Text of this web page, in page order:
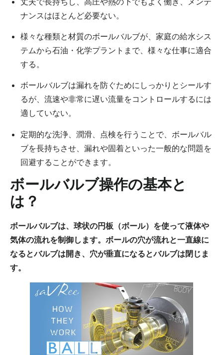
ナンスはほとんど必要ない。
様々な種類と材質のボールバルブが、家庭の給水シス
テムから石油・化学プラントまで、様々な仕事に適合
する。
ボールバルブは漏れを防ぐためにしっかりとシールす
るが、流速や非常に遅い流量をコントロールするには
適していない。
定期的な洗浄、潤滑、点検を行うことで、ボールバル
ブを長持ちさせ、漏れや固着といった一般的な問題を
回避することができます。
ボールバルブ操作の基本と
は？
ボールバルブは、球状の円板（ボール）を使って液体や
気体の流れを制御します。ボールの穴が流れと一直線に
なるとバルブは開き、穴が垂直になるとバルブは閉じま
す。